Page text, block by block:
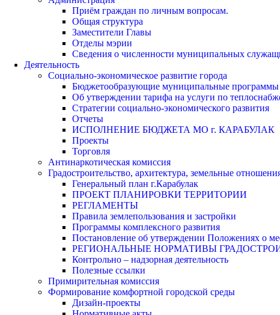
Приём граждан по личным вопросам.
Общая структура
Заместители Главы
Отделы мэрии
Сведения о численности муниципальных
Деятельность
Социально-экономическое развитие города
Бюджетообразующие муниципальные программы
Об утверждении тарифа на услуги по
Стратегии социально-экономического развития
Отчеты
ИСПОЛНЕНИЕ БЮДЖЕТА МО г. КАРАБУЛАК
Проекты
Торговля
Антинаркотическая комиссия
Градостроительство, архитектура, земельные
Генеральный план г.Карабулак
ПРОЕКТ ПЛАНИРОВКИ ТЕРРИТОРИИ
РЕГЛАМЕНТЫ
Правила землепользования и застройки
Программы комплексного развития
Постановление об утверждении Положениях о
РЕГИОНАЛЬНЫЕ НОРМАТИВЫ
Контрольно – надзорная деятельность
Полезные ссылки
Примирительная комиссия
Формирование комфортной городской среды
Дизайн-проекты